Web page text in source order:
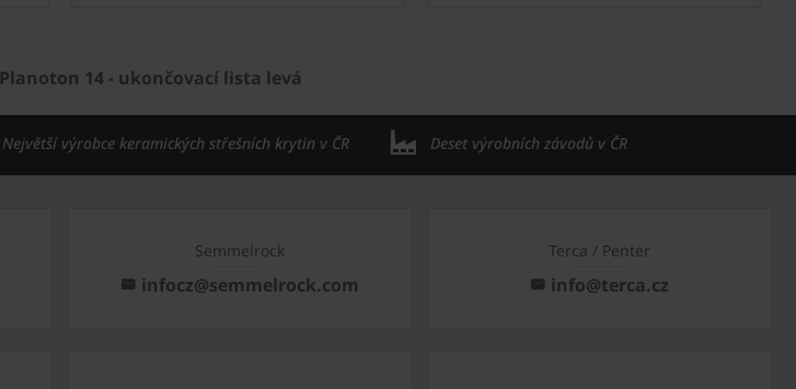
Planoton 14 - ukončovací lista levá
Největší výrobce keramických střešních krytin v ČR Deset výrobních závodů v ČR
Semmelrock
infocz@semmelrock.com
Terca / Penter
info@terca.cz